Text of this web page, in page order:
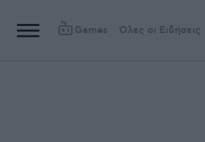
Games Όλες οι Ειδήσεις